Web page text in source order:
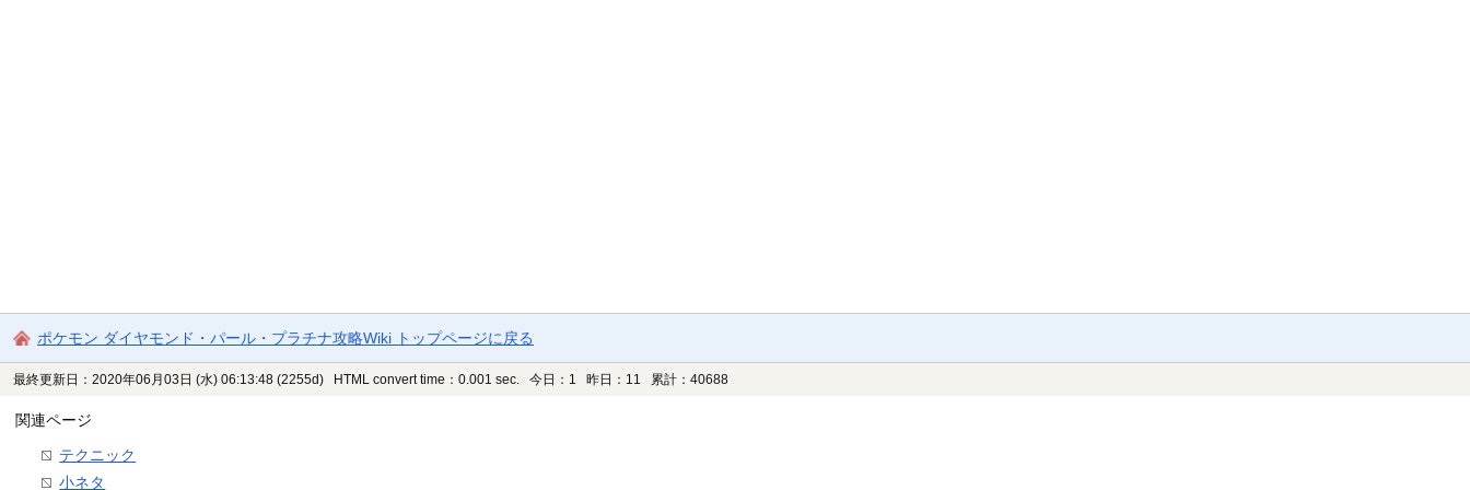
ポケモン ダイヤモンド・パール・プラチナ攻略Wiki トップページに戻る
最終更新日：2020年06月03日 (水) 06:13:48 (2255d) HTML convert time：0.001 sec. 今日：1 昨日：11 累計：40688
関連ページ
テクニック
小ネタ